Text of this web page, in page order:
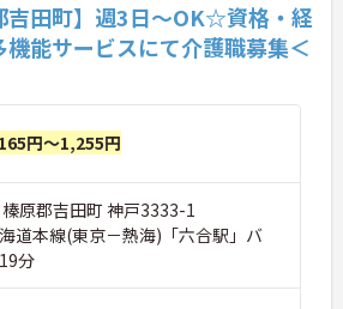
吉田町】週3日～OK☆資格・経
能サービスにて介護職募集＜
円～1,255円
原郡吉田町 神戸3333-1
道本線(東京－熱海)「六合駅」バ
分